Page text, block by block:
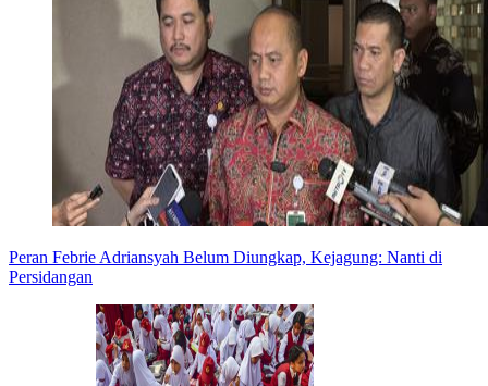
Peran Febrie Adriansyah Belum Diungkap, Kejagung: Nanti di
Persidangan